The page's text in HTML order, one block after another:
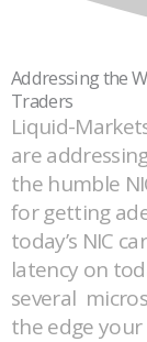
Addressing the
Traders
Liquid-
are
the humble
for getting
today’s NIC
latency on
several
the edge